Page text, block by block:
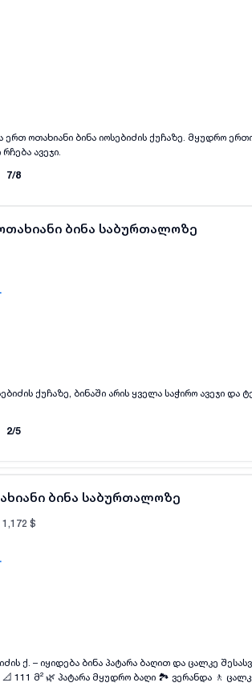
ერთ ოთახიანი ბინა იოსებიძის ქუჩაზე. მყუდრო
ავეჯი.
7/8
ბინა საბურთალოზე
2/5
ბინა საბურთალოზე
1,172 $
ბინა პატარა ბაღით და ცალკე შესასვლელით. ეს ბინა